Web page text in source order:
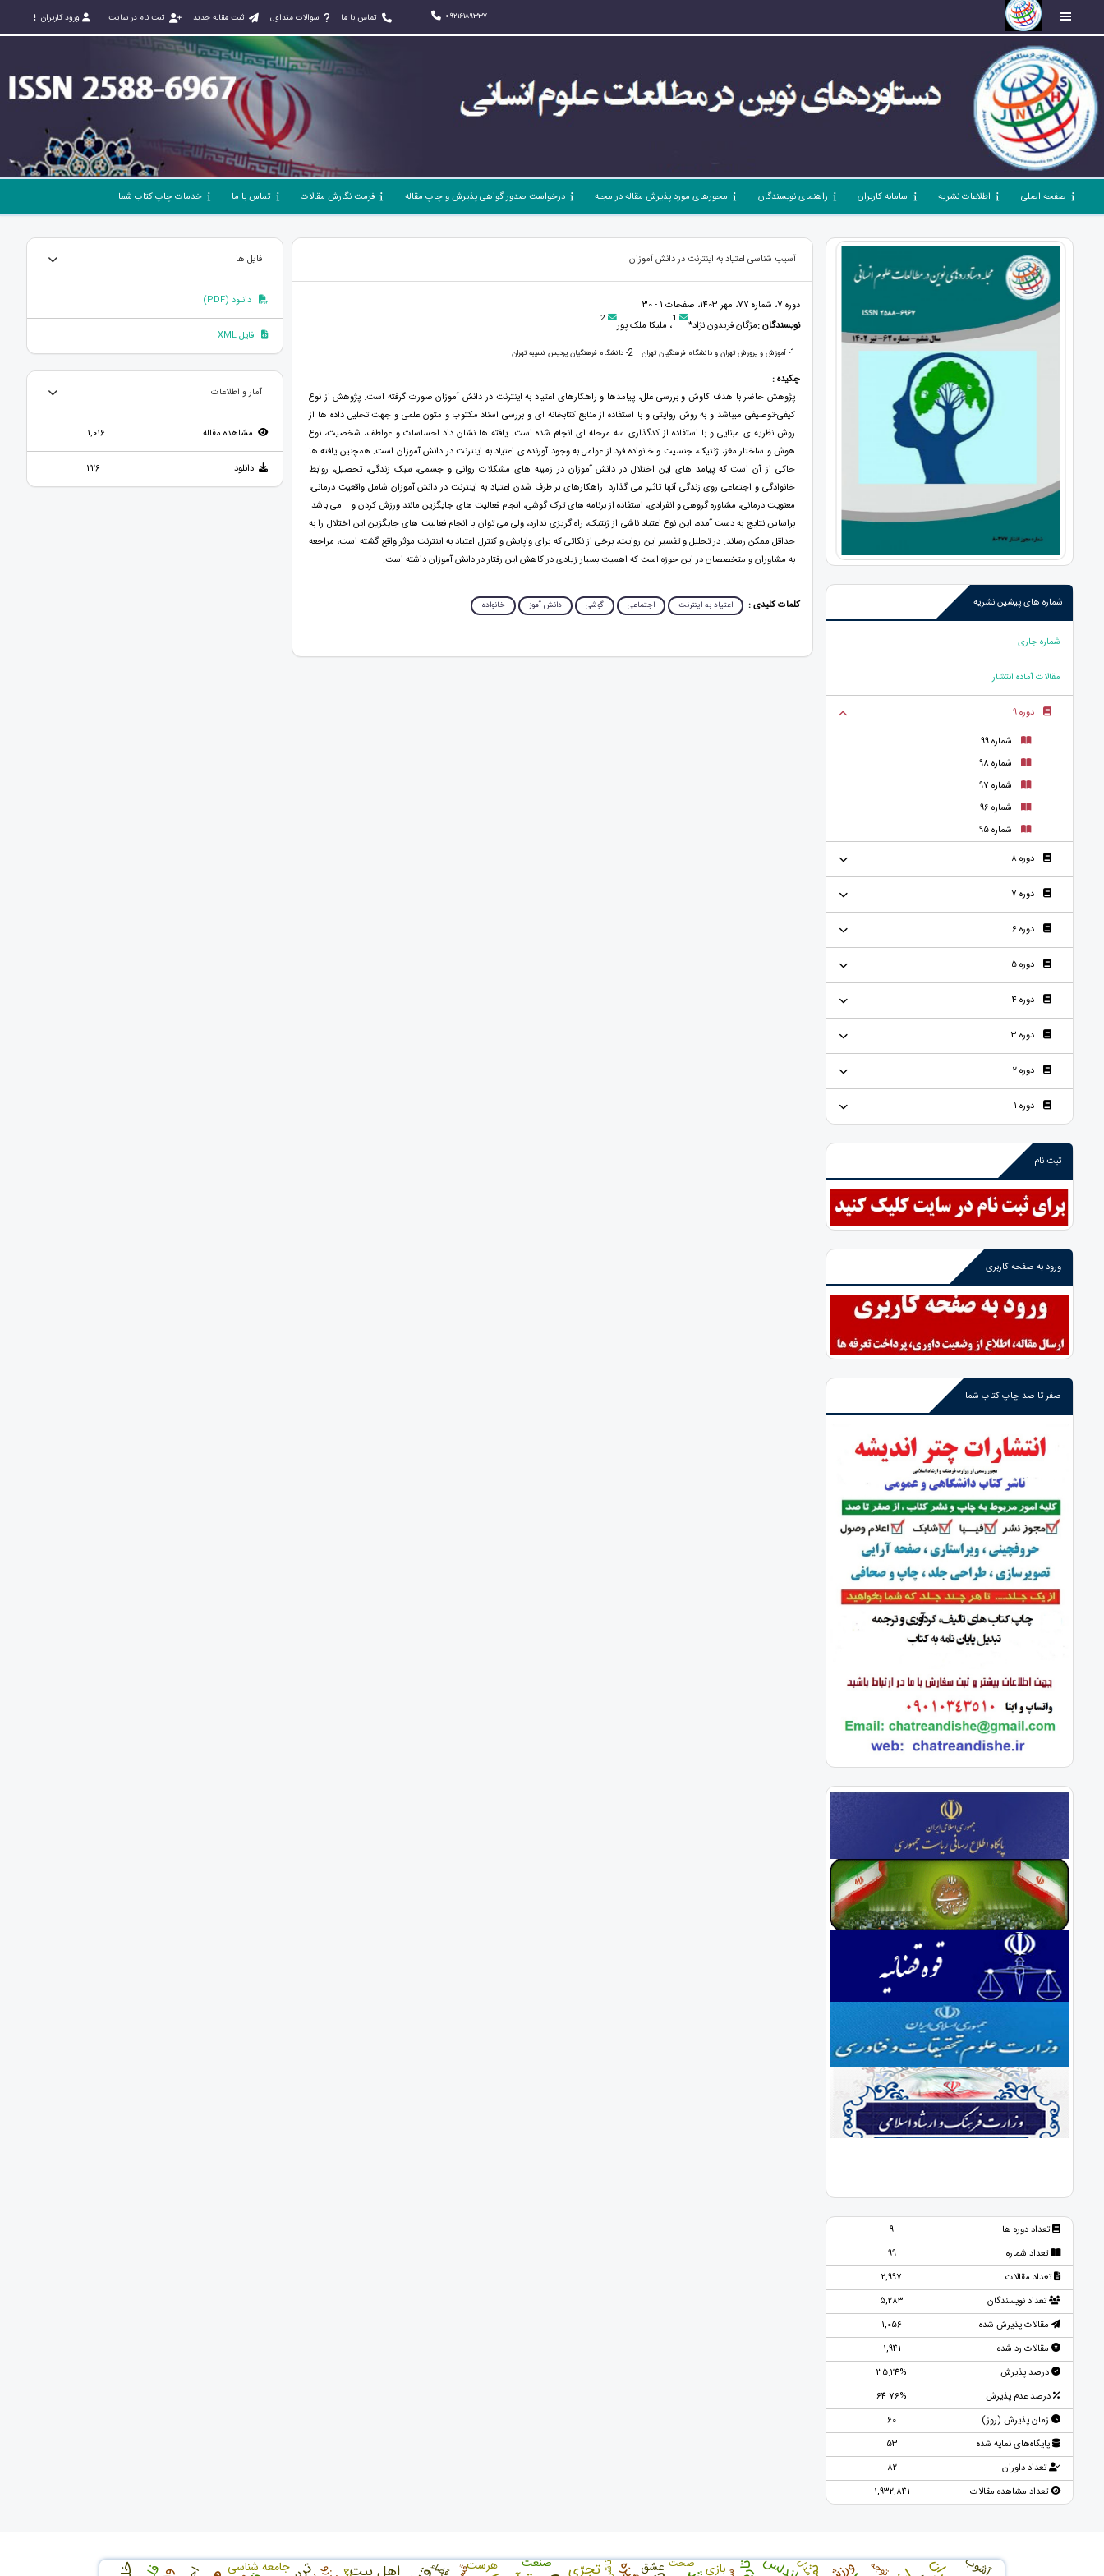
09216189337 تماس با ما سوالات متداول ثبت مقاله جدید ثبت نام در سایت ورود کاربران
صفحه اصلی اطلاعات نشریه سامانه کاربران راهنمای نویسندگان محورهای مورد پذیرش مقاله در مجله درخواست صدور گواهی پذیرش و چاپ مقاله فرمت نگارش مقالات تماس با ما خدمات چاپ کتاب شما
شماره های پیشین نشریه
شماره جاری
مقالات آماده انتشار
دوره 9
شماره 99
شماره 98
شماره 97
شماره 96
شماره 95
دوره 8
دوره 7
دوره 6
دوره 5
دوره 4
دوره 3
دوره 2
دوره 1
ثبت نام
ورود به صفحه کاربری
صفر تا صد چاپ کتاب شما
تعداد دوره ها
9
تعداد شماره
99
تعداد مقالات
2,997
تعداد نویسندگان
5,283
مقالات پذیرش شده
1,056
مقالات رد شده
1,941
درصد پذیرش
35.24%
درصد عدم پذیرش
64.76%
زمان پذیرش (روز)
60
پایگاه‌های نمایه شده
53
تعداد داوران
82
تعداد مشاهده مقالات
1,932,841
آسیب شناسی اعتیاد به اینترنت در دانش آموزان
دوره 7، شماره 77، مهر 1403، صفحات 1 - 30
نویسندگان :مژگان فریدون نژاد* 1، ملیکا ملک پور 2
1- آموزش و پرورش تهران و دانشگاه فرهنگیان تهران 2- دانشگاه فرهنگیان پردیس نسیبه تهران
چکیده :
پژوهش حاضر با هدف کاوش و بررسی علل، پیامدها و راهکارهای اعتیاد به اینترنت در دانش آموزان صورت گرفته است. پژوهش از نوع
کیفی-توصیفی میباشد و به روش روایتی و با استفاده از منابع کتابخانه ای و بررسی اسناد مکتوب و متون علمی و جهت تحلیل داده ها از
روش نظریه ی مبنایی و با استفاده از کدگذاری سه مرحله ای انجام شده است. یافته ها نشان داد احساسات و عواطف، شخصیت، نوع
هوش و ساختار مغز، ژنتیک، جنسیت و خانواده فرد از عوامل به وجود آورنده ی اعتیاد به اینترنت در دانش آموزان است. همچنین یافته ها
حاکی از آن است که پیامد های این اختلال در دانش آموزان در زمینه های مشکلات روانی و جسمی، سبک زندگی، تحصیل، روابط
خانوادگی و اجتماعی روی زندگی آنها تاثیر می گذارد. راهکارهای بر طرف شدن اعتیاد به اینترنت در دانش آموزان شامل واقعیت درمانی،
معنویت درمانی، مشاوره گروهی و انفرادی، استفاده از برنامه های ترک گوشی، انجام فعالیت های جایگزین مانند ورزش کردن و... می باشد.
براساس نتایج به دست آمده، این نوع اعتیاد ناشی از ژنتیک، راه گریزی ندارد، ولی می توان با انجام فعالیت های جایگزین این اختلال را به
حداقل ممکن رساند. در تحلیل و تفسیر این روایت، برخی از نکاتی که برای واپایش و کنترل اعتیاد به اینترنت موثر واقع گشته است، مراجعه
به مشاوران و متخصصان در این حوزه است که اهمیت بسیار زیادی در کاهش این رفتار در دانش آموزان داشته است.
کلمات کلیدی : اعتیاد به اینترنت اجتماعی گوشی دانش آموز خانواده
فایل ها
دانلود (PDF)
فایل XML
آمار و اطلاعات
مشاهده مقاله 1,016
دانلود 226
اهل بیت تجرّی اندلس هرست بازی جامعه شناسی عشق آشوب صنعت توجه قضاء ناشر مدل صحت